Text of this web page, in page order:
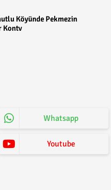
Köyünde Pekmezin
Kontv
Whatsapp
Youtube